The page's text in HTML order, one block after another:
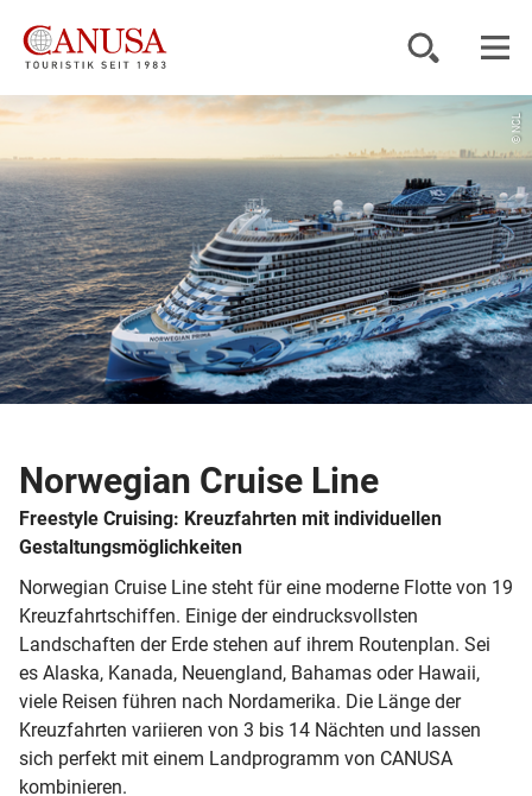
Reiseziele
Reisearten
Inspiration
Service
© NCL
Norwegian Cruise Line
Freestyle Cruising: Kreuzfahrten mit individuellen
Gestaltungsmöglichkeiten
Norwegian Cruise Line steht für eine moderne Flotte von 19
Kreuzfahrtschiffen. Einige der eindrucksvollsten
Landschaften der Erde stehen auf ihrem Routenplan. Sei
es Alaska, Kanada, Neuengland, Bahamas oder Hawaii,
viele Reisen führen nach Nordamerika. Die Länge der
Kreuzfahrten variieren von 3 bis 14 Nächten und lassen
sich perfekt mit einem Landprogramm von CANUSA
kombinieren.